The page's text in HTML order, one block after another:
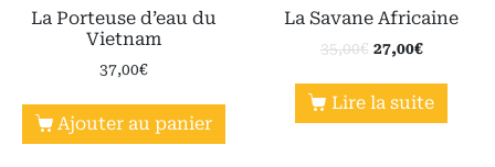
La Porteuse d’eau du
Vietnam
37,00€
Ajouter au panier
La Savane Africaine
35,00€ 27,00€
Lire la suite